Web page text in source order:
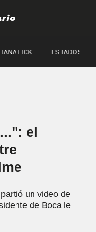
LICK ESTADOS UNIDOS
el
un video de
de Boca le